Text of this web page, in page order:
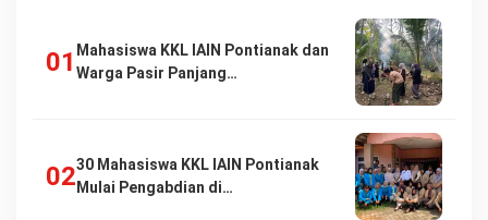
Mahasiswa KKL IAIN Pontianak dan
Warga Pasir Panjang…
30 Mahasiswa KKL IAIN Pontianak
Mulai Pengabdian di…